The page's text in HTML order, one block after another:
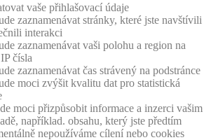
vaše přihlašovací údaje
zaznamenávat stránky, které jste navštívili
interakci
zaznamenávat vaši polohu a region na
čísla
zaznamenávat čas strávený na podstránce
moci zvýšit kvalitu dat pro statistická
moci přizpůsobit informace a inzerci vašim
například. obsahu, který jste předtím
nepoužíváme cílení nebo cookies